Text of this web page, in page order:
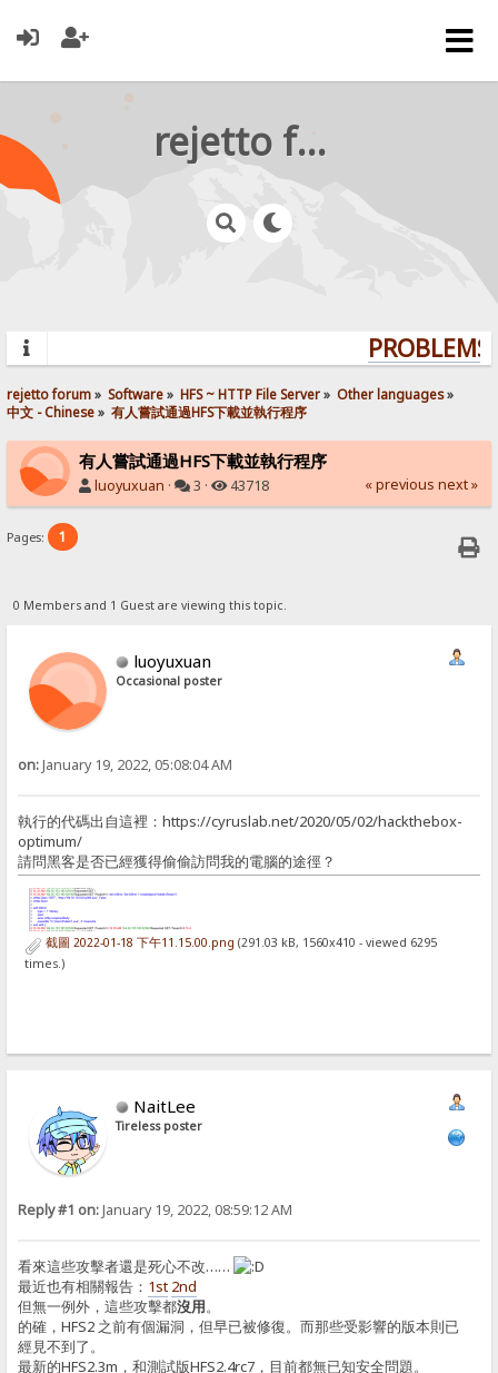
rejetto forum
rejetto forum» Software» HFS ~ HTTP File Server» Other languages»
中文 - Chinese» 有人嘗試通過HFS下載並執行程序
有人嘗試通過HFS下載並執行程序
luoyuxuan · 3 · 43718 « previous next »
Pages: 1
0 Members and 1 Guest are viewing this topic.
luoyuxuan
Occasional poster
on:January 19, 2022, 05:08:04 AM
執行的代碼出自這裡：https://cyruslab.net/2020/05/02/hackthebox-
optimum/
請問黑客是否已經獲得偷偷訪問我的電腦的途徑？
截圖 2022-01-18 下午11.15.00.png (291.03 kB, 1560x410 - viewed 6295
times.)
NaitLee
Tireless poster
Reply #1 on:January 19, 2022, 08:59:12 AM
看來這些攻擊者還是死心不改……
最近也有相關報告： 1st 2nd
但無一例外，這些攻擊都沒用。
的確，HFS2 之前有個漏洞，但早已被修復。而那些受影響的版本則已
經見不到了。
最新的HFS2.3m，和測試版HFS2.4rc7，目前都無已知安全問題。